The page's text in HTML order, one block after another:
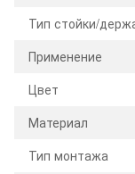
Тип стойки/
Применение
Цвет
Материал
Тип монтажа